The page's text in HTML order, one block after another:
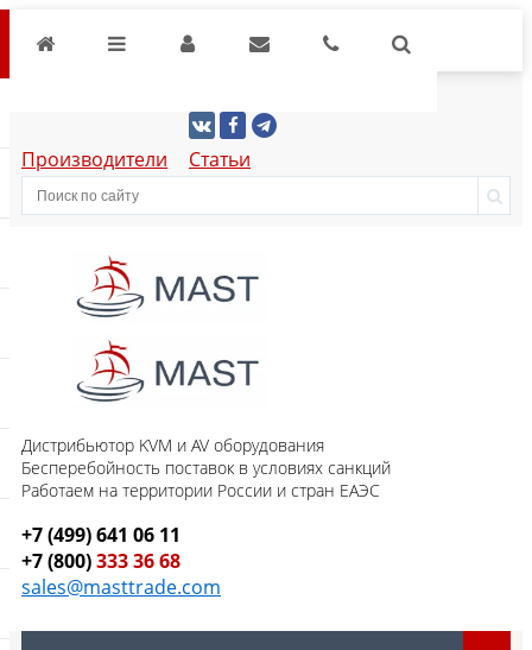
Производители Статьи
Дистрибьютор KVM и AV оборудования
Бесперебойность поставок в условиях санкций
Работаем на территории России и стран ЕАЭС
+7 (499) 641 06 11
+7 (800)333 36 68
sales@masttrade.com